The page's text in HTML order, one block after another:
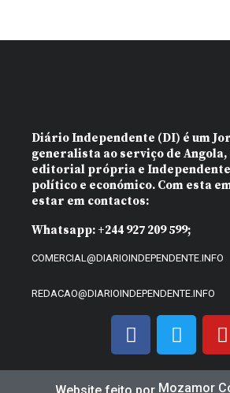
Diário Independente (DI) é um
generalista ao serviço de Angola,
editorial própria e
político e económico. Com esta
estar em contactos:
Whatsapp: +244 927 209 599;
COMERCIAL@DIARIOINDEPENDENTE.INFO
REDACAO@DIARIOINDEPENDENTE.INFO
Mozamor